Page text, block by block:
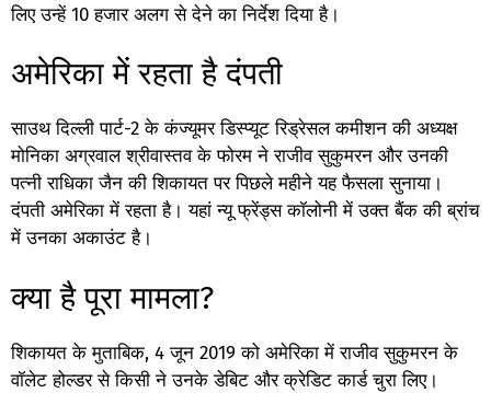
लिए उन्हें 10 हजार अलग से देने का निर्देश दिया है।
अमेरिका में रहता है दंपती
साउथ दिल्ली पार्ट-2 के कंज्यूमर डिस्प्यूट रिड्रेसल कमीशन की अध्यक्ष
मोनिका अग्रवाल श्रीवास्तव के फोरम ने राजीव सुकुमरन और उनकी
पत्नी राधिका जैन की शिकायत पर पिछले महीने यह फैसला सुनाया।
दंपती अमेरिका में रहता है। यहां न्यू फ्रेंड्स कॉलोनी में उक्त बैंक की ब्रांच
में उनका अकाउंट है।
क्या है पूरा मामला?
शिकायत के मुताबिक, 4 जून 2019 को अमेरिका में राजीव सुकुमरन के
वॉलेट होल्डर से किसी ने उनके डेबिट और क्रेडिट कार्ड चुरा लिए।